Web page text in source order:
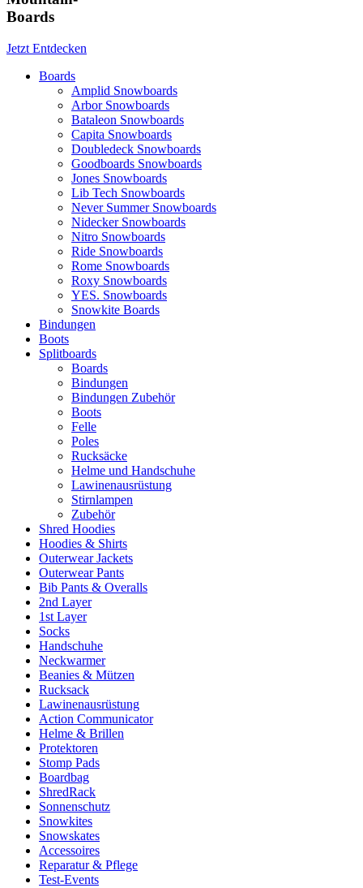
Boards
Jetzt Entdecken
Boards
Amplid Snowboards
Arbor Snowboards
Bataleon Snowboards
Capita Snowboards
Doubledeck Snowboards
Goodboards Snowboards
Jones Snowboards
Lib Tech Snowboards
Never Summer Snowboards
Nidecker Snowboards
Nitro Snowboards
Ride Snowboards
Rome Snowboards
Roxy Snowboards
YES. Snowboards
Snowkite Boards
Bindungen
Boots
Splitboards
Boards
Bindungen
Bindungen Zubehör
Boots
Felle
Poles
Rucksäcke
Helme und Handschuhe
Lawinenausrüstung
Stirnlampen
Zubehör
Shred Hoodies
Hoodies & Shirts
Outerwear Jackets
Outerwear Pants
Bib Pants & Overalls
2nd Layer
1st Layer
Socks
Handschuhe
Neckwarmer
Beanies & Mützen
Rucksack
Lawinenausrüstung
Action Communicator
Helme & Brillen
Protektoren
Stomp Pads
Boardbag
ShredRack
Sonnenschutz
Snowkites
Snowskates
Accessoires
Reparatur & Pflege
Test-Events